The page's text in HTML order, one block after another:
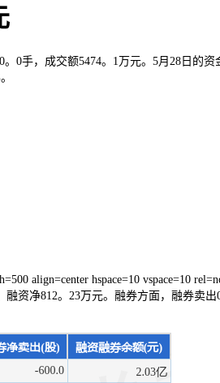
手，成交额5474。1万元。5月28日的资
align=center hspace=10 vspace=10
资净812。23万元。融券方面，融券卖